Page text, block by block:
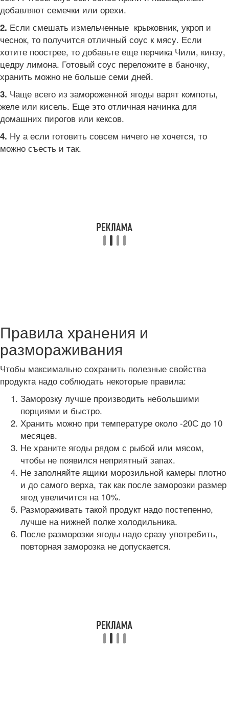
добавляют семечки или орехи.
2. Если смешать измельченные крыжовник, укроп и
чеснок, то получится отличный соус к мясу. Если
хотите поострее, то добавьте еще перчика Чили, кинзу,
цедру лимона. Готовый соус переложите в баночку,
хранить можно не больше семи дней.
3. Чаще всего из замороженной ягоды варят компоты,
желе или кисель. Еще это отличная начинка для
домашних пирогов или кексов.
4. Ну а если готовить совсем ничего не хочется, то
можно съесть и так.
Правила хранения и
размораживания
Чтобы максимально сохранить полезные свойства
продукта надо соблюдать некоторые правила:
Заморозку лучше производить небольшими
порциями и быстро.
Хранить можно при температуре около -20С до 10
месяцев.
Не храните ягоды рядом с рыбой или мясом,
чтобы не появился неприятный запах.
Не заполняйте ящики морозильной камеры плотно
и до самого верха, так как после заморозки размер
ягод увеличится на 10%.
Размораживать такой продукт надо постепенно,
лучше на нижней полке холодильника.
После разморозки ягоды надо сразу употребить,
повторная заморозка не допускается.